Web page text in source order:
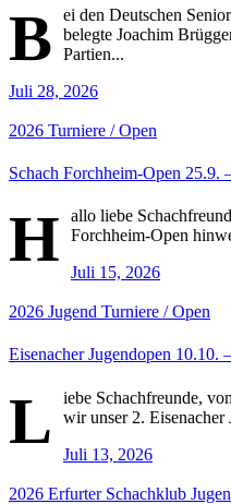
B
ei den Deutschen
belegte Joachim
Partien...
Juli 28, 2026
2026 Turniere / Open
Schach Forchheim-Open 25.9.
H
allo liebe
Forchheim-Open
Juli 15, 2026
2026 Jugend Turniere / Open
Eisenacher Jugendopen 10.10.
L
iebe Schachfreunde,
wir unser 2. Eisenacher
Juli 13, 2026
2026 Erfurter Schachklub